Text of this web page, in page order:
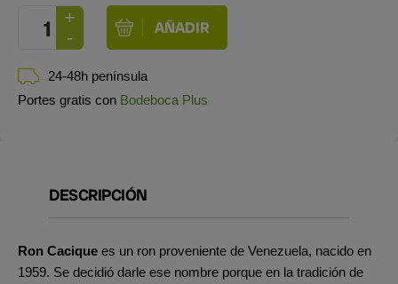
24-48h península
Portes gratis con Bodeboca Plus
DESCRIPCIÓN
Ron Cacique es un ron proveniente de Venezuela, nacido en
1959. Se decidió darle ese nombre porque en la tradición de